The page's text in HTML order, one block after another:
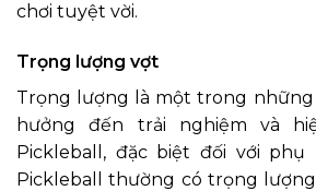
chơi tuyệt vời.
Trọng lượng vợt
Trọng lượng là một trong
hưởng đến trải nghiệm và
Pickleball, đặc biệt đối với phụ
Pickleball thường có trọng